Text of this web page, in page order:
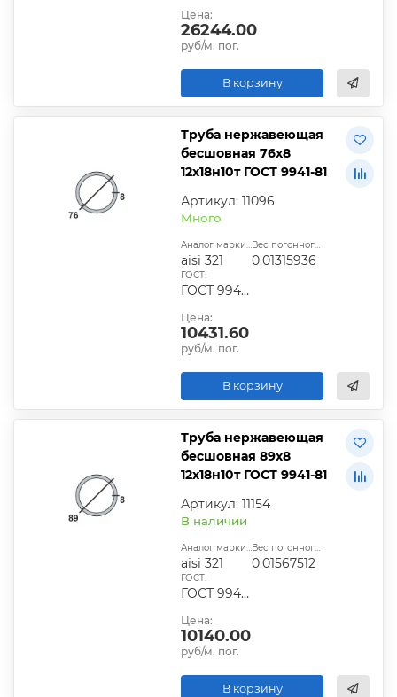
Цена:
26244.00
руб/м. пог.
В корзину
Труба нержавеющая
бесшовная 76х8
12х18н10т ГОСТ 9941-81
Артикул: 11096
Много
Аналог марки стали:
aisi 321
Вес погонного метра, т.:
0.01315936
ГОСТ:
ГОСТ 9940-81, ГОСТ 9941-81, ГОСТ 24030-80, ГОСТ 10498-82
Цена:
10431.60
руб/м. пог.
В корзину
Труба нержавеющая
бесшовная 89х8
12х18н10т ГОСТ 9941-81
Артикул: 11154
В наличии
Аналог марки стали:
aisi 321
Вес погонного метра, т.:
0.01567512
ГОСТ:
ГОСТ 9940-81, ГОСТ 9941-81, ГОСТ 24030-80, ГОСТ 10498-82
Цена:
10140.00
руб/м. пог.
В корзину